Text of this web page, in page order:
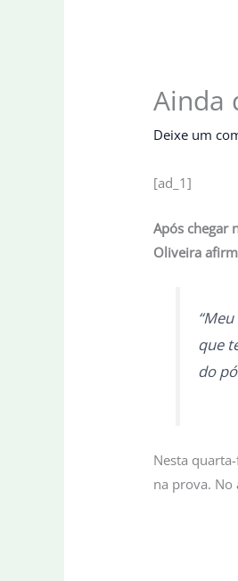
Ainda
Deixe um
[ad_1]
Após chegar
Oliveira
que
do
Nesta
na prova. No